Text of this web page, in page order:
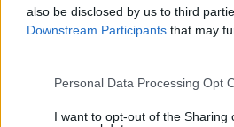
also be disclosed by us to third
Downstream Participants that may
Please note that this website/app
not limited to your visit or usage
Personal Data Processing Opt
I want to opt-out of the Sharing